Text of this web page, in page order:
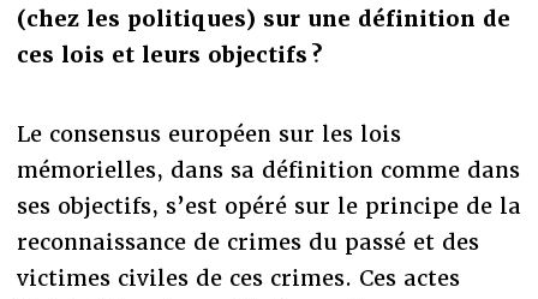
(chez les politiques) sur une définition de
ces lois et leurs objectifs ?
Le consensus européen sur les lois
mémorielles, dans sa définition comme dans
ses objectifs, s’est opéré sur le principe de la
reconnaissance de crimes du passé et des
victimes civiles de ces crimes. Ces actes